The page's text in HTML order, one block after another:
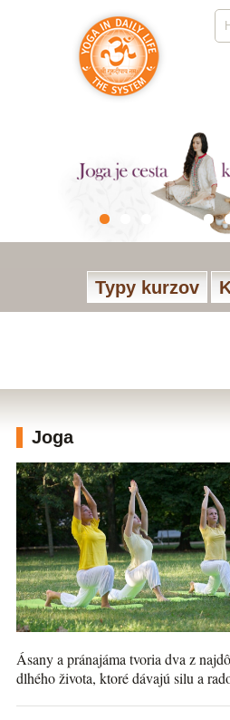
Typy kurzov
Joga
Ásany a pránajáma tvoria dva z
dlhého života, ktoré dávajú silu a